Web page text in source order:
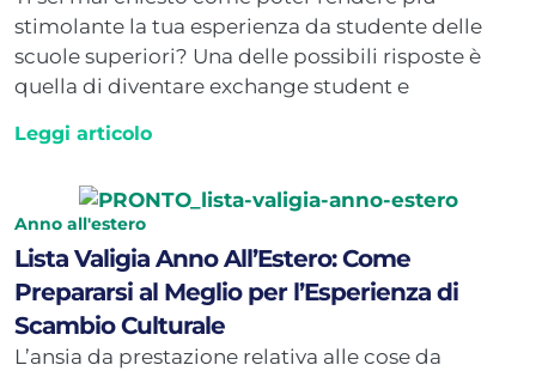
stimolante la tua esperienza da studente delle
scuole superiori? Una delle possibili risposte è
quella di diventare exchange student e
Leggi articolo
Anno all'estero
Lista Valigia Anno All’Estero: Come
Prepararsi al Meglio per l’Esperienza di
Scambio Culturale
L’ansia da prestazione relativa alle cose da